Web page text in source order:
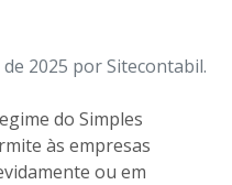
2025 por Sitecontabil.
do Simples
às empresas
ou em